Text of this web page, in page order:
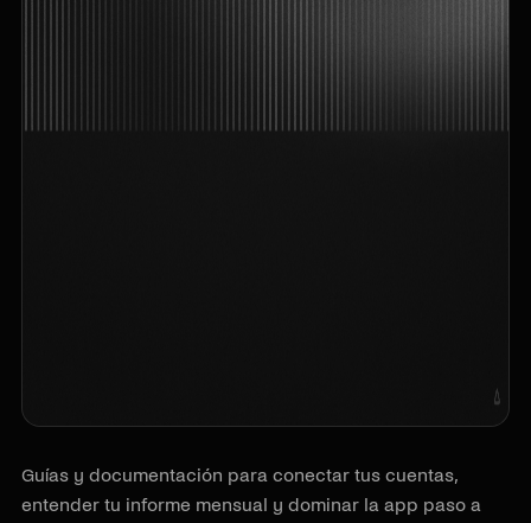
Guías y documentación para conectar tus cuentas,
entender tu informe mensual y dominar la app paso a